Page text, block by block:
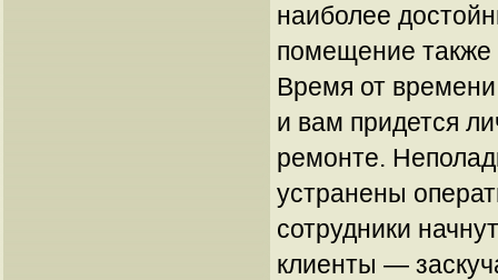
наиболее
помещение также
Время от
и вам придется
ремонте.
устранены
сотрудники
клиенты —